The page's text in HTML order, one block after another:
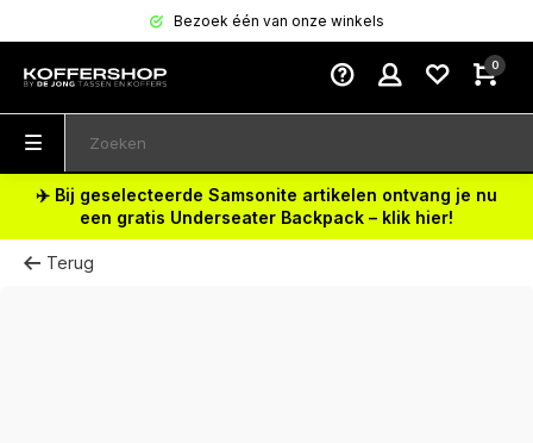
Bezoek één van onze winkels
0
✈️ Bij geselecteerde Samsonite artikelen ontvang je nu
een gratis Underseater Backpack – klik hier!
Terug